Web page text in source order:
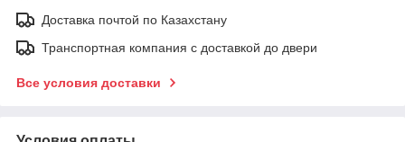
Доставка почтой по Казахстану
Транспортная компания с доставкой до двери
Все условия доставки